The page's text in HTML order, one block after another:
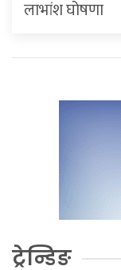
लाभांश घोषणा
ट्रेन्डिङ